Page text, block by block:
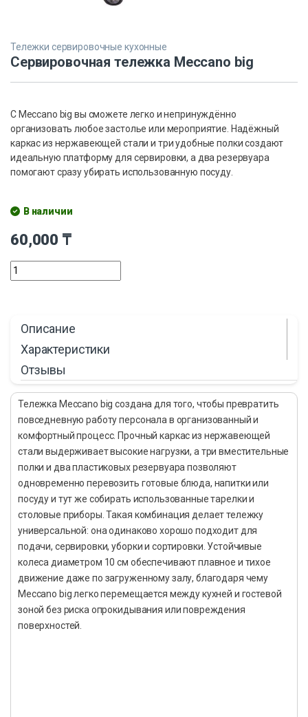
Тележки сервировочные кухонные
Сервировочная тележка Meccano big
С Meccano big вы сможете легко и непринуждённо
организовать любое застолье или мероприятие. Надёжный
каркас из нержавеющей стали и три удобные полки создают
идеальную платформу для сервировки, а два резервуара
помогают сразу убирать использованную посуду.
В наличии
60,000 ₸
Описание
Характеристики
Отзывы
Тележка Meccano big создана для того, чтобы превратить
повседневную работу персонала в организованный и
комфортный процесс. Прочный каркас из нержавеющей
стали выдерживает высокие нагрузки, а три вместительные
полки и два пластиковых резервуара позволяют
одновременно перевозить готовые блюда, напитки или
посуду и тут же собирать использованные тарелки и
столовые приборы. Такая комбинация делает тележку
универсальной: она одинаково хорошо подходит для
подачи, сервировки, уборки и сортировки. Устойчивые
колеса диаметром 10 см обеспечивают плавное и тихое
движение даже по загруженному залу, благодаря чему
Meccano big легко перемещается между кухней и гостевой
зоной без риска опрокидывания или повреждения
поверхностей.